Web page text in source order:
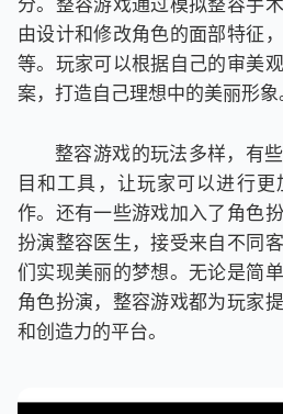
由设计和修改角色的面部特征
等。玩家可以根据自己的审美
案，打造自己理想中的美丽形象
整容游戏的玩法多样，有
目和工具，让玩家可以进行
作。还有一些游戏加入了角色
扮演整容医生，接受来自不同
们实现美丽的梦想。无论是简
角色扮演，整容游戏都为玩家
和创造力的平台。